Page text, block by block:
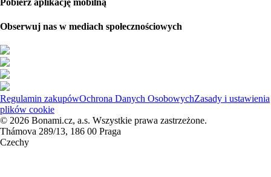
Pobierz aplikację mobilną
Obserwuj nas w mediach społecznościowych
Regulamin zakupówOchrona Danych OsobowychZasady i ustawienia
plików cookie
© 2026 Bonami.cz, a.s. Wszystkie prawa zastrzeżone.
Thámova 289/13, 186 00 Praga
Czechy